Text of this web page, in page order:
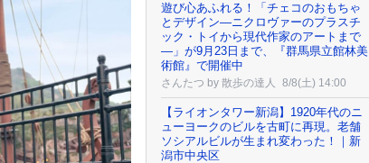
遊び心あふれる！「チェコのおもちゃ
とデザイン―ニクロヴァーのプラスチ
ック・トイから現代作家のアートまで
―」が9月23日まで、『群馬県立館林美
術館』で開催中
さんたつ by 散歩の達人 8/8(土) 14:00
【ライオンタワー新潟】1920年代のニ
ューヨークのビルを古町に再現。老舗
ソシアルビルが生まれ変わった！｜新
潟市中央区